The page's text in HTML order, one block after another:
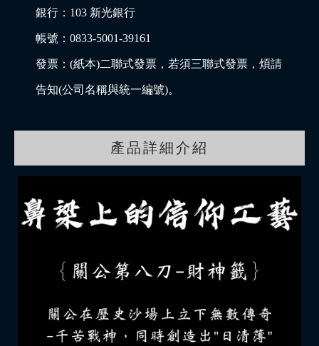
銀行：103 新光銀行
帳號：0833-5001-39161
發票：(紙本)二聯式發票，若須三聯式發票，煩請
告知(公司名稱與統一編號)。
產品詳細介紹